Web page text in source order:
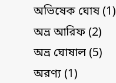
অভিষেক ঘোষ (1)
অভ্র আরিফ (2)
অভ্র ঘোষাল (5)
অরণ্য (1)